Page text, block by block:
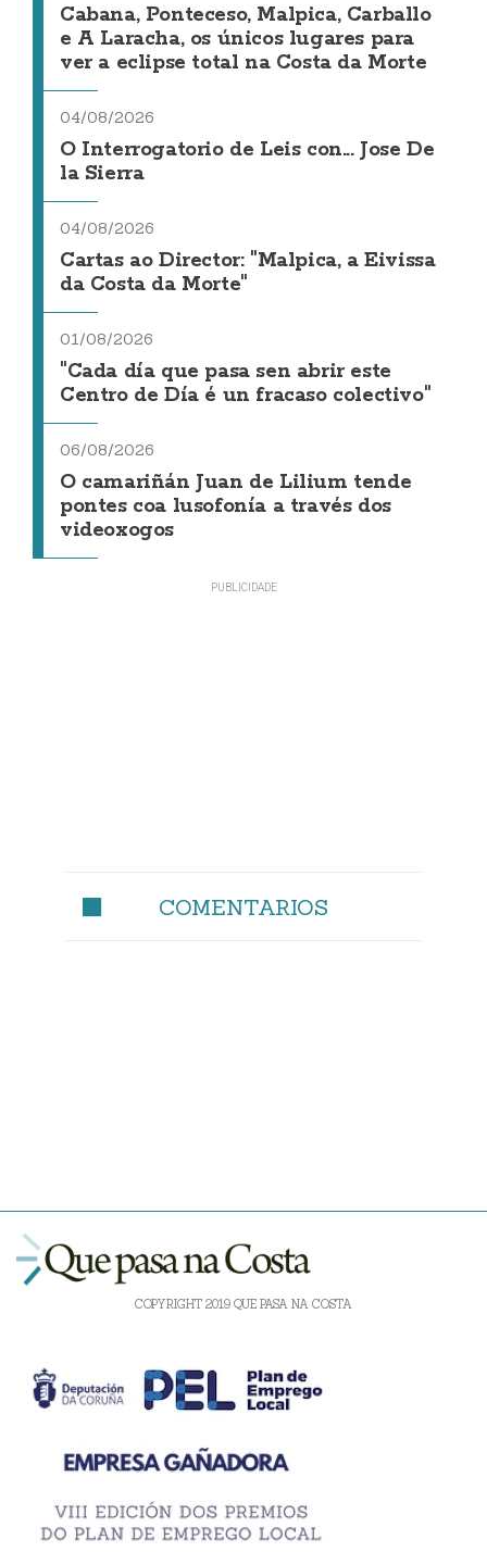
Cabana, Ponteceso, Malpica, Carballo
e A Laracha, os únicos lugares para
ver a eclipse total na Costa da Morte
04/08/2026
O Interrogatorio de Leis con... Jose De
la Sierra
04/08/2026
Cartas ao Director: "Malpica, a Eivissa
da Costa da Morte"
01/08/2026
"Cada día que pasa sen abrir este
Centro de Día é un fracaso colectivo"
06/08/2026
O camariñán Juan de Lilium tende
pontes coa lusofonía a través dos
videoxogos
COMENTARIOS
COPYRIGHT 2019 QUE PASA NA COSTA